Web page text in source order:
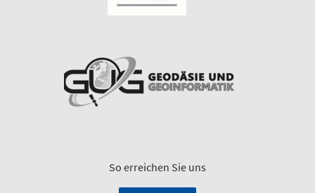
So erreichen Sie uns